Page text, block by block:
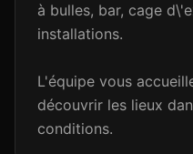
à bulles, bar, cage
installations.
L'équipe vous
découvrir les lieux
conditions.